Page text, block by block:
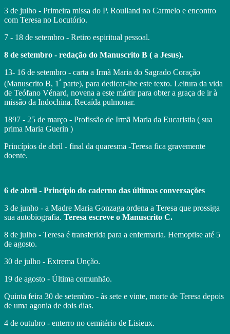
3 de julho - Primeira missa do P. Roulland no Carmelo e encontro
com Teresa no Locutório.
7 - 18 de setembro - Retiro espiritual pessoal.
8 de setembro - redação do Manuscrito B ( a Jesus).
13- 16 de setembro - carta a Irmã Maria do Sagrado Coração
(Manuscrito B, 1 ª parte), para dedicar-lhe este texto. Leitura da vida
de Teófano Vénard, novena a este mártir para obter a graça de ir à
missão da Indochina. Recaída pulmonar.
1897 - 25 de março - Profissão de Irmã Maria da Eucaristia ( sua
prima Maria Guerin )
Princípios de abril - final da quaresma -Teresa fica gravemente
doente.
6 de abril - Princípio do caderno das últimas conversações
3 de junho - a Madre Maria Gonzaga ordena a Teresa que prossiga
sua autobiografia. Teresa escreve o Manuscrito C.
8 de julho - Teresa é transferida para a enfermaria. Hemoptise até 5
de agosto.
30 de julho - Extrema Unção.
19 de agosto - Última comunhão.
Quinta feira 30 de setembro - às sete e vinte, morte de Teresa depois
de uma agonia de dois dias.
4 de outubro - enterro no cemitério de Lisieux.